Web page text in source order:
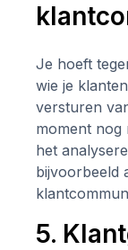
Je hoeft
wie je
versturen
moment nog
het
bijvoorbeeld
5.